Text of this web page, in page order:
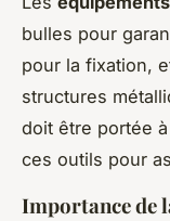
bulles pour
pour la fixation,
structures
doit être portée
ces outils pour
Importance de